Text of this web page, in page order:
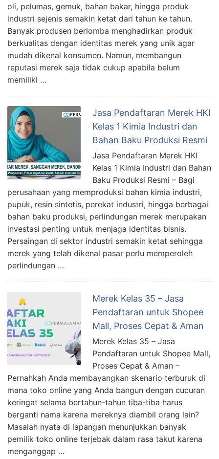
oli, pelumas, gemuk, bahan bakar, hingga produk
industri sejenis semakin ketat dari tahun ke tahun.
Banyak produsen berlomba menghadirkan produk
berkualitas dengan identitas merek yang unik agar
mudah dikenal konsumen. Namun, membangun
reputasi merek saja tidak cukup apabila belum
memiliki …
Jasa Pendaftaran Merek HKI
Kelas 1 Kimia Industri dan
Bahan Baku Produksi Resmi
Jasa Pendaftaran Merek HKI
Kelas 1 Kimia Industri dan Bahan
Baku Produksi Resmi – Bagi
perusahaan yang memproduksi bahan kimia industri,
pupuk, resin sintetis, perekat industri, hingga berbagai
bahan baku produksi, perlindungan merek merupakan
investasi penting untuk menjaga identitas bisnis.
Persaingan di sektor industri semakin ketat sehingga
merek yang telah dikenal pasar perlu memperoleh
perlindungan …
Merek Kelas 35 – Jasa
Pendaftaran untuk Shopee
Mall, Proses Cepat & Aman
Merek Kelas 35 – Jasa
Pendaftaran untuk Shopee Mall,
Proses Cepat & Aman –
Pernahkah Anda membayangkan skenario terburuk di
mana toko online yang Anda bangun dengan cucuran
keringat selama bertahun-tahun tiba-tiba harus
berganti nama karena mereknya diambil orang lain?
Masalah nyata di lapangan menunjukkan banyak
pemilik toko online terjebak dalam rasa takut karena
menganggap …